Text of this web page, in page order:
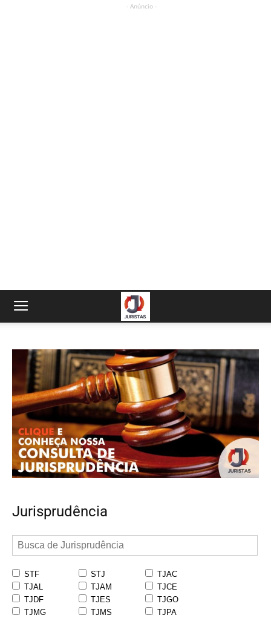
- Anúncio -
Jurisprudência
STF STJ
TJAC
TJAL
TJAM
TJCE
TJDF
TJES
TJGO
TJMG
TJMS
TJPA